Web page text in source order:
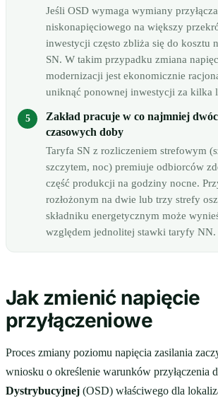
Jeśli OSD wymaga wymiany przyłącza
niskonapięciowego na większy
inwestycji często zbliża się do kosztu
SN. W takim przypadku zmiana
modernizacji jest ekonomicznie
uniknąć ponownej inwestycji za kilka
Zakład pracuje w co najmniej
czasowych doby
Taryfa SN z rozliczeniem strefowym
szczytem, noc) premiuje odbiorców
część produkcji na godziny nocne.
rozłożonym na dwie lub trzy strefy
składniku energetycznym może
względem jednolitej stawki taryfy NN.
Jak zmienić napięcie
przyłączeniowe
Proces zmiany poziomu napięcia zasilania
wniosku o określenie warunków przyłączenia
Dystrybucyjnej (OSD) właściwego dla